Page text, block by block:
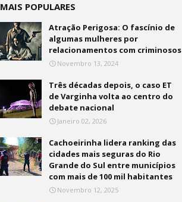
MAIS POPULARES
Atração Perigosa: O fascínio de
algumas mulheres por
relacionamentos com criminosos
Novembro 13, 2024
Três décadas depois, o caso ET
de Varginha volta ao centro do
debate nacional
Janeiro 02, 2026
Cachoeirinha lidera ranking das
cidades mais seguras do Rio
Grande do Sul entre municípios
com mais de 100 mil habitantes
Novembro 12, 2025